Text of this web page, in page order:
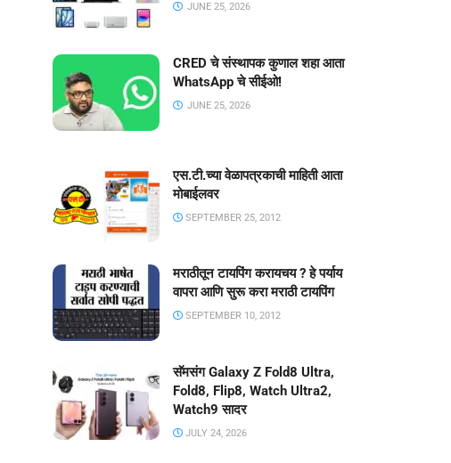
JUNE 25, 2026
CRED चे संस्थापक कुणाल शहा आता
WhatsApp चे सीईओ!
JUNE 25, 2026
एस.टी.च्या वेळापत्रकाची माहिती आता
मोबाईलवर
SEPTEMBER 25, 2012
मराठीतून टायपिंग करायचय ? हे पर्याय
वापरा आणि सुरू करा मराठी टायपिंग
SEPTEMBER 10, 2012
सॅमसंग Galaxy Z Fold8 Ultra,
Fold8, Flip8, Watch Ultra2,
Watch9 सादर
JULY 24, 2026